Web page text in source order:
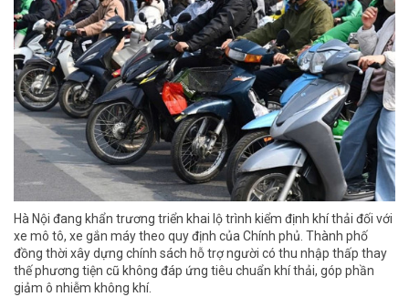
Hà Nội đang khẩn trương triển khai lộ trình kiểm định khí thải đối với
xe mô tô, xe gắn máy theo quy định của Chính phủ. Thành phố
đồng thời xây dựng chính sách hỗ trợ người có thu nhập thấp thay
thế phương tiện cũ không đáp ứng tiêu chuẩn khí thải, góp phần
giảm ô nhiễm không khí.